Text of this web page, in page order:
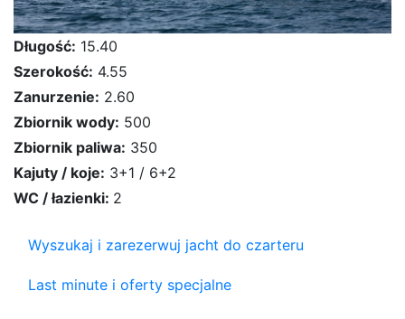
Długość: 15.40
Szerokość: 4.55
Zanurzenie: 2.60
Zbiornik wody: 500
Zbiornik paliwa: 350
Kajuty / koje: 3+1 / 6+2
WC / łazienki: 2
Wyszukaj i zarezerwuj jacht do czarteru
Last minute i oferty specjalne